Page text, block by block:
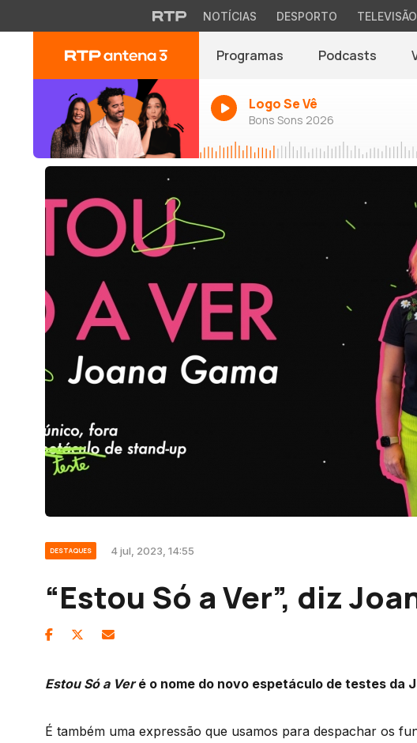
NOTÍCIAS DESPORTO TELEVISÃO
Programas Podcasts
Logo Se Vê
Bons Sons 2026
DESTAQUES 4 jul, 2023, 14:55
“Estou Só a Ver”, diz
Estou Só a Veré o nome do novo espetáculo de testes da
É também uma expressão que usamos para despachar os